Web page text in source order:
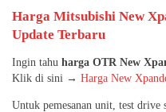
Harga Mitsubishi New
Update Terbaru
Ingin tahu harga OTR New
Klik di sini → Harga New
Untuk pemesanan unit, test drive